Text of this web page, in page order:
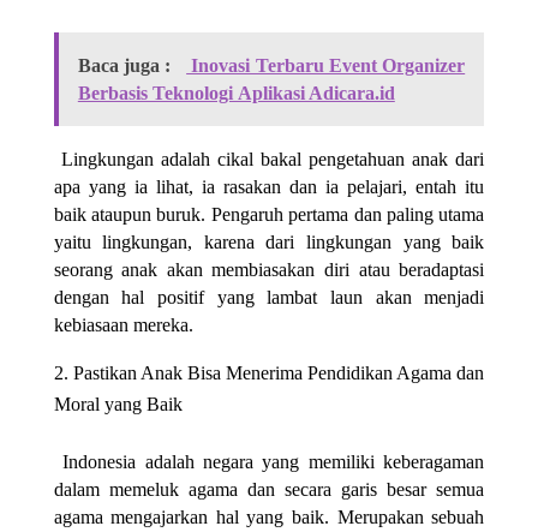
Baca juga :
Inovasi Terbaru Event Organizer
Berbasis Teknologi Aplikasi Adicara.id
Lingkungan adalah cikal bakal pengetahuan anak dari
apa yang ia lihat, ia rasakan dan ia pelajari, entah itu
baik ataupun buruk. Pengaruh pertama dan paling utama
yaitu lingkungan, karena dari lingkungan yang baik
seorang anak akan membiasakan diri atau beradaptasi
dengan hal positif yang lambat laun akan menjadi
kebiasaan mereka.
Pastikan Anak Bisa Menerima Pendidikan Agama dan
Moral yang Baik
Indonesia adalah negara yang memiliki keberagaman
dalam memeluk agama dan secara garis besar semua
agama mengajarkan hal yang baik. Merupakan sebuah